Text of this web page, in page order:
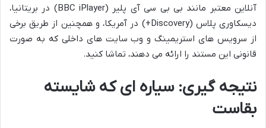
آنلاین معتبر مانند بی بی سی آی پلیر (BBC iPlayer) در بریتانیا،
دیسکاوری پلاس (Discovery+) در آمریکا، و همچنین از طریق برخی
از سرویس های استریمینگ و وب سایت های داخلی که به صورت
قانونی این مستند را ارائه می دهند، تماشا کنید.
نتیجه گیری: سیاره ای که شایسته
بقاست